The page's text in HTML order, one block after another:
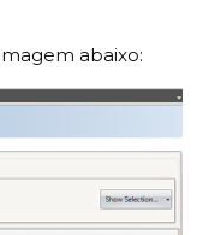
abaixo: